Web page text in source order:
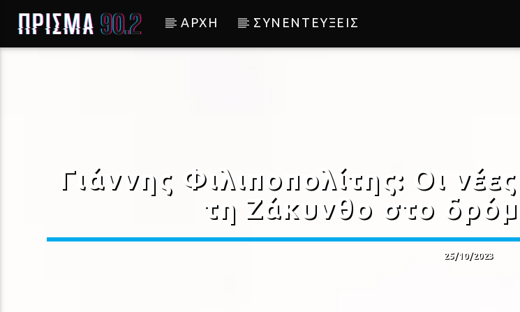
ΑΡΧΗ ΣΥΝΕΝΤΕΥΞΕΙΣ
Γιάννης Φιλιποπολίτης: Οι
τη Ζάκυνθο στο
25/10/2023